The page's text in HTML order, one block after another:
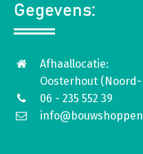
Gegevens:
Afhaallocatie:
Oosterhout
06 - 235 552 39